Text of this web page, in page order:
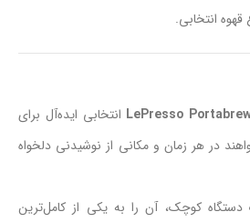
انتخابی ایده‌آل برای
در هر زمان و مکانی از نوشیدنی دلخواه
کوچک، آن را به یکی از کامل‌ترین